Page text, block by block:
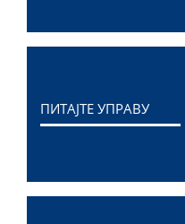
ПИТАЈТЕ УПРАВУ